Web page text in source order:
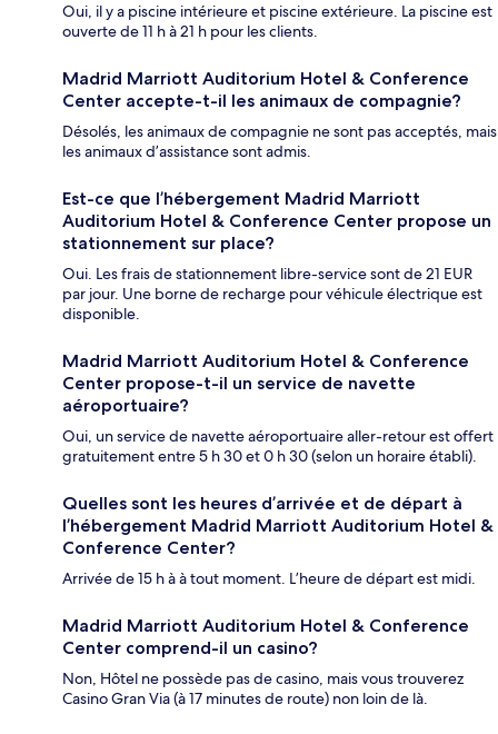
Oui, il y a piscine intérieure et piscine extérieure. La piscine est
ouverte de 11 h à 21 h pour les clients.
Madrid Marriott Auditorium Hotel & Conference
Center accepte-t-il les animaux de compagnie?
Désolés, les animaux de compagnie ne sont pas acceptés, mais
les animaux d’assistance sont admis.
Est-ce que l’hébergement Madrid Marriott
Auditorium Hotel & Conference Center propose un
stationnement sur place?
Oui. Les frais de stationnement libre-service sont de 21 EUR
par jour. Une borne de recharge pour véhicule électrique est
disponible.
Madrid Marriott Auditorium Hotel & Conference
Center propose-t-il un service de navette
aéroportuaire?
Oui, un service de navette aéroportuaire aller-retour est offert
gratuitement entre 5 h 30 et 0 h 30 (selon un horaire établi).
Quelles sont les heures d’arrivée et de départ à
l’hébergement Madrid Marriott Auditorium Hotel &
Conference Center?
Arrivée de 15 h à à tout moment. L’heure de départ est midi.
Madrid Marriott Auditorium Hotel & Conference
Center comprend-il un casino?
Non, Hôtel ne possède pas de casino, mais vous trouverez
Casino Gran Via (à 17 minutes de route) non loin de là.